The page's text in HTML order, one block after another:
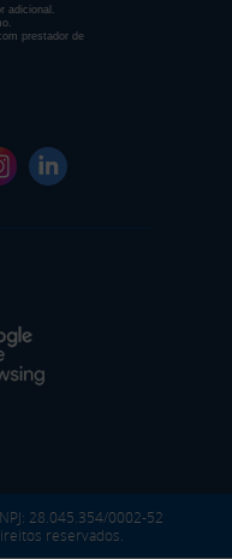
adicional.
prestador de
28.045.354/0002-52
reservados.